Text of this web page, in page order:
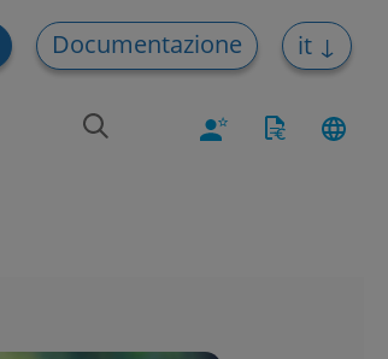
Documentazione it